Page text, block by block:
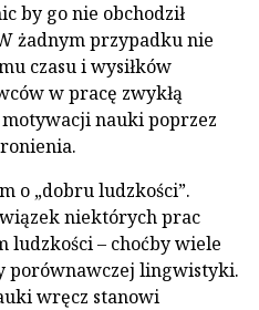
by go nie obchodził
żadnym przypadku nie
czasu i wysiłków
w pracę zwykłą
nauki poprzez
o „dobru ludzkości”.
niektórych prac
ludzkości – choćby wiele
porównawczej lingwistyki.
wręcz stanowi